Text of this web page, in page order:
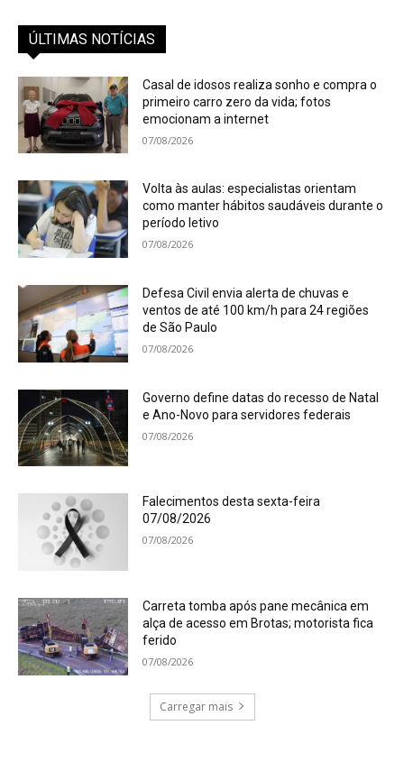
ÚLTIMAS NOTÍCIAS
Casal de idosos realiza sonho e compra o
primeiro carro zero da vida; fotos
emocionam a internet
07/08/2026
Volta às aulas: especialistas orientam
como manter hábitos saudáveis durante o
período letivo
07/08/2026
Defesa Civil envia alerta de chuvas e
ventos de até 100 km/h para 24 regiões
de São Paulo
07/08/2026
Governo define datas do recesso de Natal
e Ano-Novo para servidores federais
07/08/2026
Falecimentos desta sexta-feira
07/08/2026
07/08/2026
Carreta tomba após pane mecânica em
alça de acesso em Brotas; motorista fica
ferido
07/08/2026
Carregar mais